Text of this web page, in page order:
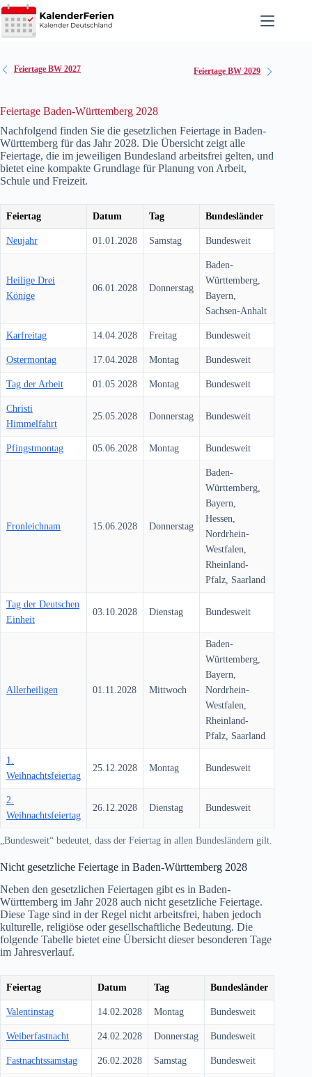
Zum
Inhalt
springen
Feiertage BW 2027 Feiertage BW 2029
Feiertage Baden-Württemberg 2028
Nachfolgend finden Sie die gesetzlichen Feiertage in Baden-
Württemberg für das Jahr 2028. Die Übersicht zeigt alle
Feiertage, die im jeweiligen Bundesland arbeitsfrei gelten, und
bietet eine kompakte Grundlage für Planung von Arbeit,
Schule und Freizeit.
Feiertag Datum Tag Bundesländer
Neujahr 01.01.2028 Samstag Bundesweit
Heilige Drei
Könige
06.01.2028 Donnerstag
Baden-
Württemberg,
Bayern,
Sachsen-Anhalt
Karfreitag 14.04.2028 Freitag Bundesweit
Ostermontag 17.04.2028 Montag Bundesweit
Tag der Arbeit 01.05.2028 Montag Bundesweit
Christi
Himmelfahrt
25.05.2028 Donnerstag Bundesweit
Pfingstmontag 05.06.2028 Montag Bundesweit
Fronleichnam 15.06.2028 Donnerstag
Baden-
Württemberg,
Bayern,
Hessen,
Nordrhein-
Westfalen,
Rheinland-
Pfalz, Saarland
Tag der Deutschen
Einheit
03.10.2028 Dienstag Bundesweit
Allerheiligen 01.11.2028 Mittwoch
Baden-
Württemberg,
Bayern,
Nordrhein-
Westfalen,
Rheinland-
Pfalz, Saarland
1.
Weihnachtsfeiertag
25.12.2028 Montag Bundesweit
2.
Weihnachtsfeiertag
26.12.2028 Dienstag Bundesweit
„Bundesweit“ bedeutet, dass der Feiertag in allen Bundesländern gilt.
Nicht gesetzliche Feiertage in Baden-Württemberg 2028
Neben den gesetzlichen Feiertagen gibt es in Baden-
Württemberg im Jahr 2028 auch nicht gesetzliche Feiertage.
Diese Tage sind in der Regel nicht arbeitsfrei, haben jedoch
kulturelle, religiöse oder gesellschaftliche Bedeutung. Die
folgende Tabelle bietet eine Übersicht dieser besonderen Tage
im Jahresverlauf.
Feiertag Datum Tag Bundesländer
Valentinstag 14.02.2028 Montag Bundesweit
Weiberfastnacht 24.02.2028 Donnerstag Bundesweit
Fastnachtssamstag 26.02.2028 Samstag Bundesweit